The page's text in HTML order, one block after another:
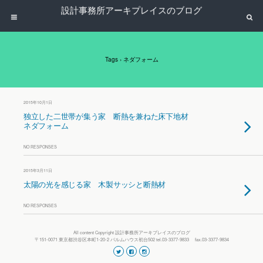
設計事務所アーキプレイスのブログ
Tags › ネダフォーム
2015年10月1日
独立した二世帯が集う家 断熱を兼ねた床下地材
ネダフォーム
NO RESPONSES
2015年3月11日
太陽の光を感じる家 木製サッシと断熱材
NO RESPONSES
All content Copyright 設計事務所アーキプレイスのブログ
〒151-0071 東京都渋谷区本町1-20-2 パルムハウス初台502 tel.03-3377-9833 fax.03-3377-9834